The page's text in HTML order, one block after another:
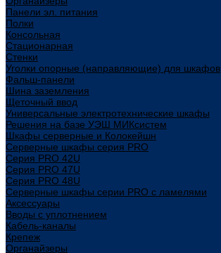
Панели эл. питания
Полки
Консольная
Стационарная
Стенки
Уголки опорные (направляющие) для шкафов
Фальш-панели
Шина заземления
Щеточный ввод
Универсальные электротехнические шкафы
Решения на базе УЭШ МИКсистем
Шкафы серверные и Колокейшн
Серверные шкафы серия PRO
Серия PRO 42U
Серия PRO 47U
Серия PRO 48U
Серверные шкафы серии PRO с ламелями
Аксессуары
Вводы с уплотнением
Кабель-каналы
Крепеж
Органайзеры